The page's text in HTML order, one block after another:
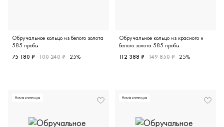
Обручальное кольцо из белого золота
585 пробы
75 180 ₽ 100 240 ₽ 25%
Обручальное кольцо из красного и
белого золота 585 пробы
112 388 ₽ 149 850 ₽ 25%
Новая коллекция Новая коллекция